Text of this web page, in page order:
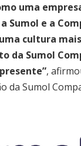
uma
Sumol e a
cultura
da Sumol
,
da Sumol